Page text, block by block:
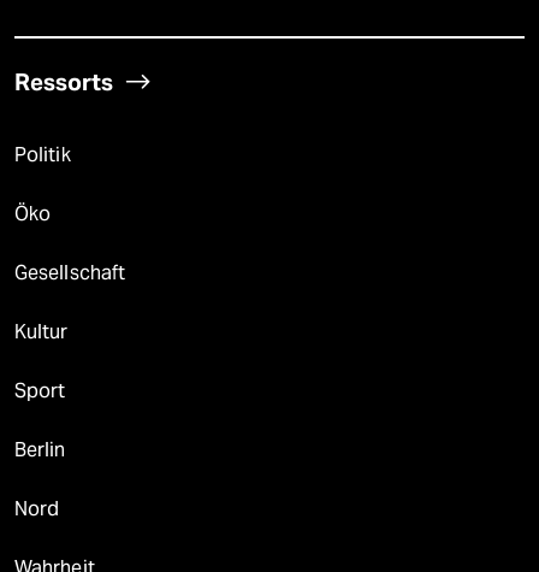
Ressorts
Politik
Öko
Gesellschaft
Kultur
Sport
Berlin
Nord